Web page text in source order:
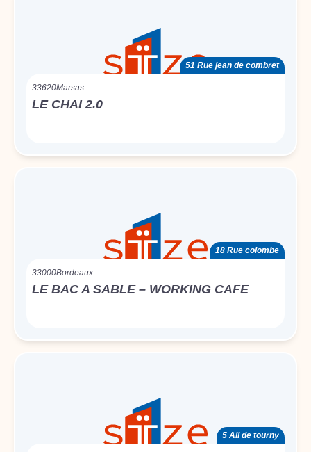
51 Rue jean de combret
33620Marsas
LE CHAI 2.0
18 Rue colombe
33000Bordeaux
LE BAC A SABLE – WORKING CAFE
5 All de tourny